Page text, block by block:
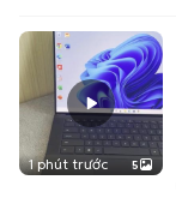
1 phút trước 5